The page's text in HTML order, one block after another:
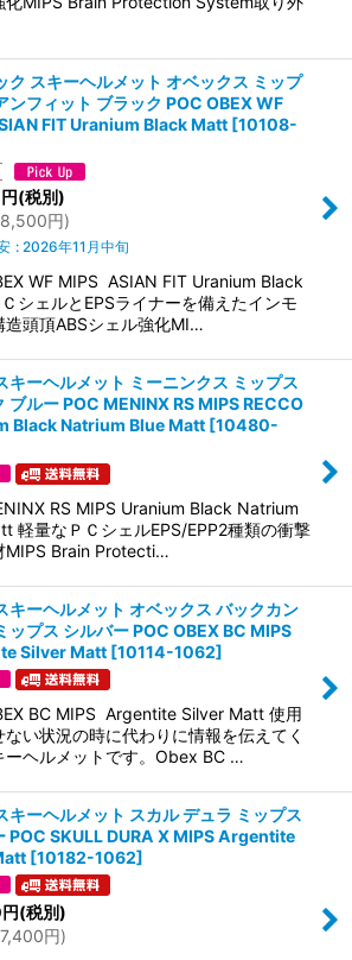
ク スキーヘルメット オベックス ミップ
ンフィット ブラック POC OBEX WF
FIT Uranium Black Matt [10108-
円(税別)
円)
: 2026年11月中旬
WF MIPS ASIAN FIT Uranium Black
シェルとEPSライナーを備えたインモ
造頭頂ABSシェル強化MI…
キーヘルメット ミーニンクス ミップス
ブルー POC MENINX RS MIPS RECCO
Black Natrium Blue Matt [10480-
RS MIPS Uranium Black Natrium
軽量なＰＣシェルEPS/EPP2種類の衝撃
MIPS Brain Protecti…
キーヘルメット オベックス バックカン
ップス シルバー POC OBEX BC MIPS
Silver Matt [10114-1062]
BC MIPS Argentite Silver Matt 使用
ない状況の時に代わりに情報を伝えてく
ーヘルメットです。Obex BC …
キーヘルメット スカル デュラ ミップス
POC SKULL DURA X MIPS Argentite
[10182-1062]
円(税別)
円)